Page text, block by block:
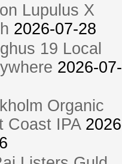
Lupulus X
2026-07-28
19 Local
2026-07-
Organic
Coast IPA